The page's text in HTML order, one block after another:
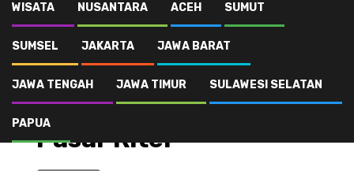
WISATA NUSANTARA ACEH SUMUT
SUMSEL JAKARTA JAWA BARAT
JAWA TENGAH JAWA TIMUR SULAWESI SELATAN
PAPUA
Ekonomi Bisnis
Komoditi Teh PTPN IV
Diprediksi Masuk
Pasar Ritel